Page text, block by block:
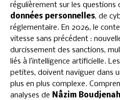
régulièrement sur les questions
données personnelles, de
réglementaire. En 2026, le
vitesse sans précédent :
durcissement des sanctions,
liés à l’intelligence artificielle.
petites, doivent naviguer dans
plus en plus complexe.
analyses de Nâzim Boudjenah